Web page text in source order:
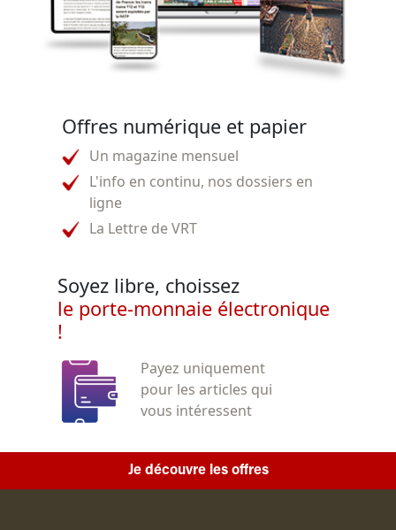
Offres numérique et papier
Un magazine mensuel
L'info en continu, nos dossiers en
ligne
La Lettre de VRT
Soyez libre, choissez
le porte-monnaie électronique
!
Payez uniquement
pour les articles qui
vous intéressent
Je découvre les offres